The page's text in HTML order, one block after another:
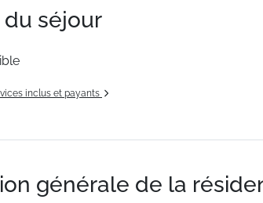
du séjour
inclus et payants
générale de la